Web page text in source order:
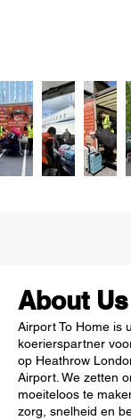
About Us
Airport To Home is
koerierspartner
op Heathrow
Airport. We zetten
moeiteloos te
zorg, snelheid en